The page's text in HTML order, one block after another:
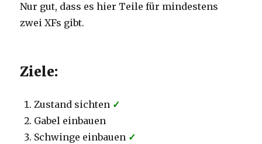
Nur gut, dass es hier Teile für mindestens
zwei XFs gibt.
Ziele:
Zustand sichten ✓
Gabel einbauen
Schwinge einbauen ✓